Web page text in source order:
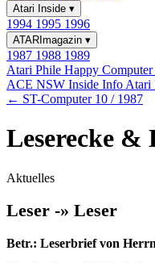
Atari Inside ▾
1994 1995 1996
ATARImagazin ▾
1987 1988 1989
Atari Phile Happy Computer
ACE NSW Inside Info Atari
← ST-Computer 10 / 1987
Leserecke &
Aktuelles
Leser -» Leser
Betr.: Leserbrief von